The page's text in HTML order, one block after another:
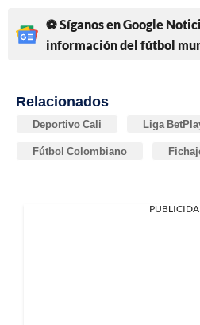
⚽ Síganos en Google
información del fútbol
Relacionados
Deportivo Cali Liga
Fútbol Colombiano